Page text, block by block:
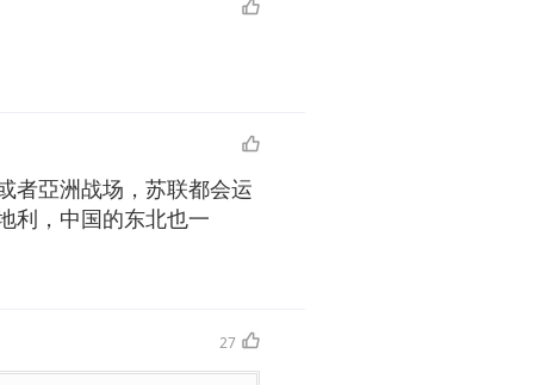
者亞洲战场，苏联都会运
利，中国的东北也一
27